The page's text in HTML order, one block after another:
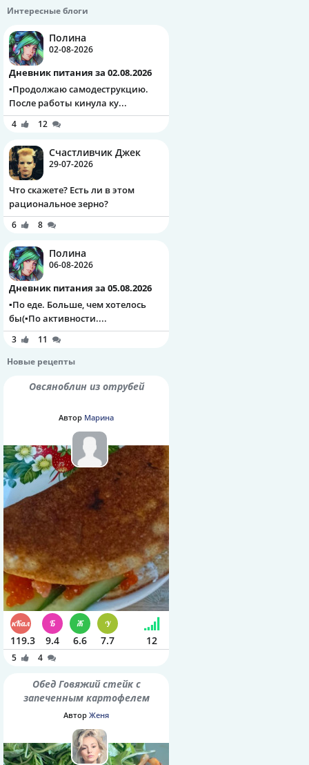
Интересные блоги
Полина
02-08-2026
Дневник питания за 02.08.2026
▪️Продолжаю самодеструкцию.
После работы кинула ку...
4 12
Счастливчик Джек
29-07-2026
Что скажете? Есть ли в этом
рациональное зерно?
6 8
Полина
06-08-2026
Дневник питания за 05.08.2026
▪️По еде. Больше, чем хотелось
бы(▪️По активности....
3
11
Новые рецепты
Овсяноблин из отрубей
Автор Марина
119.3 9.4 6.6 7.7 12
5 4
Обед Говяжий стейк с
запеченным картофелем
Автор Женя